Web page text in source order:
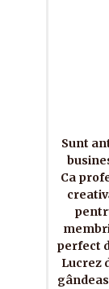
Sunt
Ca
perfect
Lucrez